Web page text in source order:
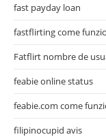
fast payday loan
fastflirting come
Fatflirt nombre de
feabie online status
feabie.com come
filipinocupid avis